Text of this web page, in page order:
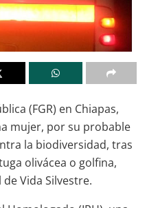
(FGR) en Chiapas,
mujer, por su probable
la biodiversidad, tras
olivácea o golfina,
Vida Silvestre.